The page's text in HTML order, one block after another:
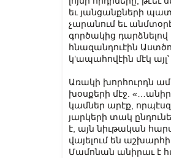
եւ յանցանքների
չարանում եւ
գործակից դարձնելով
հնազանդուէին
կ’ապահովէին մէկ
Առակի խորհուրդն
խօսքերի մէջ.
կամ­ներ արէք,
յար­կե­րի տակ
է, այն նիւթական
վայելում են
Մամոնան անիրաւ է